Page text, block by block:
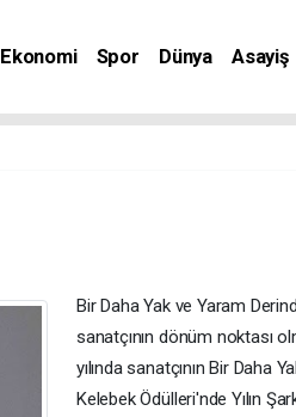
Ekonomi Spor Dünya Asayiş
Bir Daha Yak ve Yaram
sanatçının dönüm noktası
yılında sanatçının Bir Daha
Kelebek Ödülleri'nde Yılın